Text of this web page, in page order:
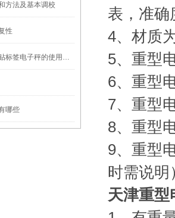
方法及基本调校
性
可连接计算机可打印粘贴标签电子秤的使用方法
哪些
表，准确
4、材质
5、重型
6、重型
7、重型
8、重型
9、重型
时需说明
天津重型